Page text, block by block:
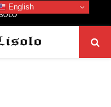
English